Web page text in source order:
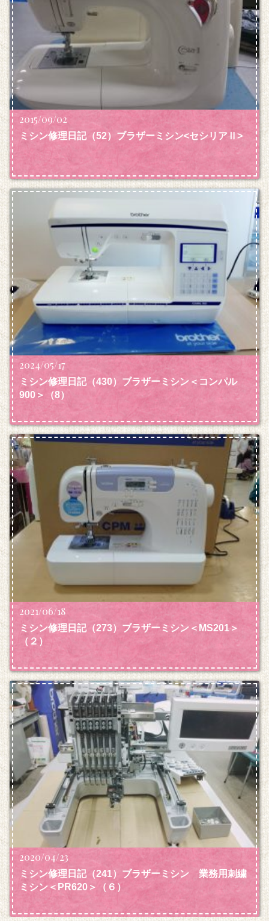
2015/09/02
ミシン修理日記（52）ブラザーミシン<セシリアⅡ>
2024/05/17
ミシン修理日記（430）ブラザーミシン＜コンパル
900＞（8）
2021/06/18
ミシン修理日記（273）ブラザーミシン＜MS201＞
（２）
2020/04/23
ミシン修理日記（241）ブラザーミシン 業務用刺繍
ミシン＜PR620＞（６）